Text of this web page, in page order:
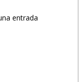
entrada